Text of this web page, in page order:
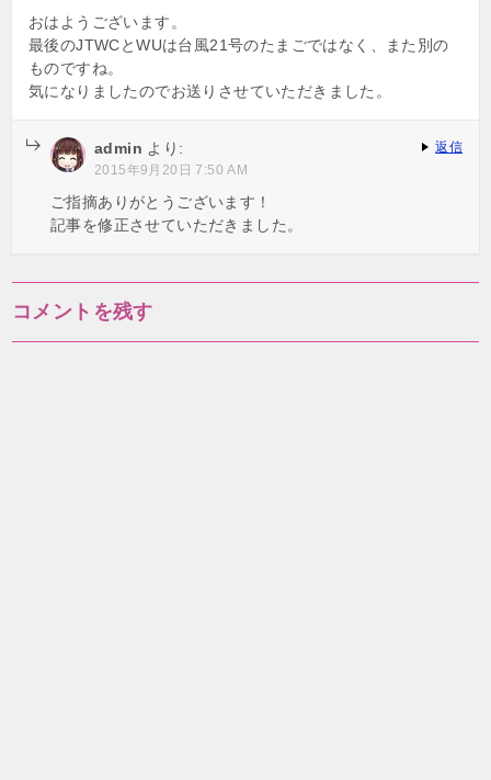
ンおはようございます。
最後のJTWCとWUは台風21号のたまごではなく、また別の
ものですね。
気になりましたのでお送りさせていただきました。
admin より:
2015年9月20日 7:50 AM
ご指摘ありがとうございます！
記事を修正させていただきました。
返信
コメントを残す